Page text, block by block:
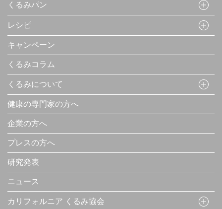
くるみパン
レシピ
キャンペーン
くるみコラム
くるみについて
健康の専門家の方へ
企業の方へ
プレスの方へ
研究発表
ニュース
カリフォルニア くるみ協会